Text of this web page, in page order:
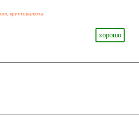
, криптовалюта
хорошо